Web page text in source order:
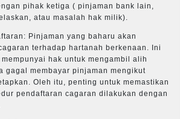
pihak ketiga ( pinjaman bank lain,
atau masalah hak milik).
Pinjaman yang baharu akan
terhadap hartanah berkenaan. Ini
hak untuk mengambil alih
gagal membayar pinjaman mengikut
Oleh itu, penting untuk memastikan
pendaftaran cagaran dilakukan dengan